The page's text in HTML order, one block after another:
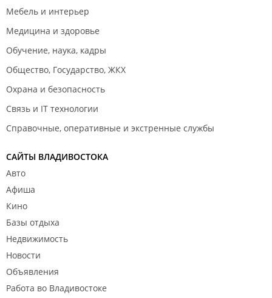
Мебель и интерьер
Медицина и здоровье
Обучение, наука, кадры
Общество, Государство, ЖКХ
Охрана и безопасность
Связь и IT технологии
Справочные, оперативные и экстренные службы
САЙТЫ ВЛАДИВОСТОКА
Авто
Афиша
Кино
Базы отдыха
Недвижимость
Новости
Объявления
Работа во Владивостоке